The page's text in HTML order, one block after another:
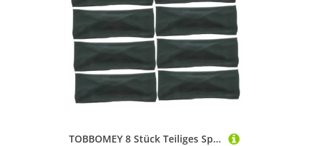
Kampfsportausrüstung von TOBBOMEY
Gewichte von TOBBOMEY
Messgeräte von TOBBOMEY
Tore & Körbe von TOBBOMEY
TOBBOMEY 8 Stück Teiliges Sport Stirnband für Damen Elastische rutschfeste Schweißabsorbierende Stirnbänder in Militärgrün für Yoga Laufen Fitness und Outdoor-Workouts